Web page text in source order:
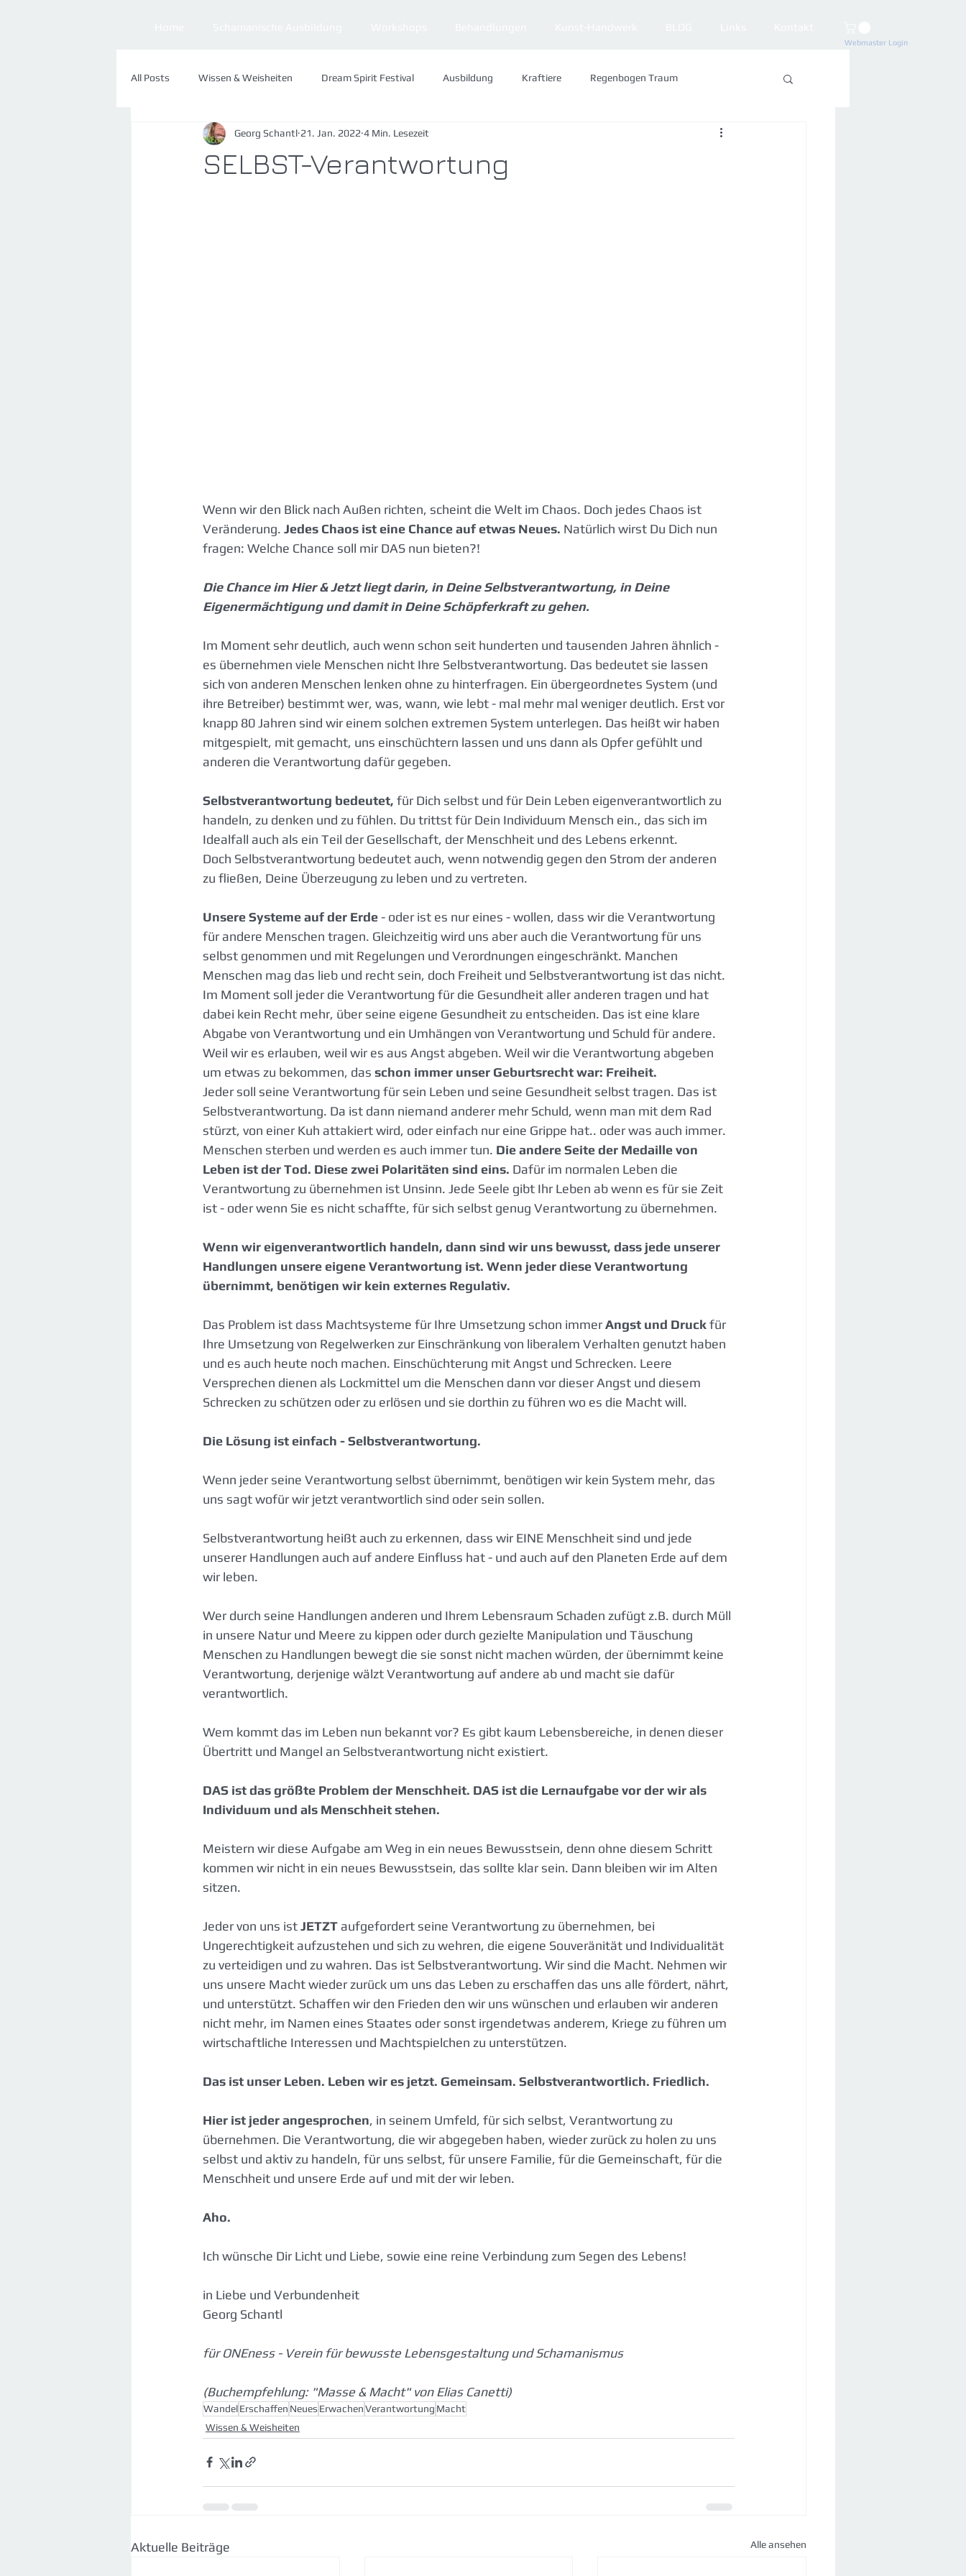
Webmaster Login
All Posts Wissen & Weisheiten Dream Spirit Festival Ausbildung Kraftiere Regenbogen Traum
Praxis & Tipps Manifestation Visionen Jahreskreis
SELBST-Verantwortung
Georg Schantl 21. Jan. 2022 4 Min. Lesezeit
Wenn wir den Blick nach Außen richten, scheint die Welt im Chaos. Doch jedes Chaos ist
Veränderung. Jedes Chaos ist eine Chance auf etwas Neues. Natürlich wirst Du Dich nun
fragen: Welche Chance soll mir DAS nun bieten?!
Die Chance im Hier & Jetzt liegt darin, in Deine Selbstverantwortung, in Deine
Eigenermächtigung und damit in Deine Schöpferkraft zu gehen.
Im Moment sehr deutlich, auch wenn schon seit hunderten und tausenden Jahren ähnlich -
es übernehmen viele Menschen nicht Ihre Selbstverantwortung. Das bedeutet sie lassen
sich von anderen Menschen lenken ohne zu hinterfragen. Ein übergeordnetes System (und
ihre Betreiber) bestimmt wer, was, wann, wie lebt - mal mehr mal weniger deutlich. Erst vor
knapp 80 Jahren sind wir einem solchen extremen System unterlegen. Das heißt wir haben
mitgespielt, mit gemacht, uns einschüchtern lassen und uns dann als Opfer gefühlt und
anderen die Verantwortung dafür gegeben.
Selbstverantwortung bedeutet, für Dich selbst und für Dein Leben eigenverantwortlich zu
handeln, zu denken und zu fühlen. Du trittst für Dein Individuum Mensch ein., das sich im
Idealfall auch als ein Teil der Gesellschaft, der Menschheit und des Lebens erkennt.
Doch Selbstverantwortung bedeutet auch, wenn notwendig gegen den Strom der anderen
zu fließen, Deine Überzeugung zu leben und zu vertreten.
Unsere Systeme auf der Erde - oder ist es nur eines - wollen, dass wir die Verantwortung
für andere Menschen tragen. Gleichzeitig wird uns aber auch die Verantwortung für uns
selbst genommen und mit Regelungen und Verordnungen eingeschränkt. Manchen
Menschen mag das lieb und recht sein, doch Freiheit und Selbstverantwortung ist das nicht.
Im Moment soll jeder die Verantwortung für die Gesundheit aller anderen tragen und hat
dabei kein Recht mehr, über seine eigene Gesundheit zu entscheiden. Das ist eine klare
Abgabe von Verantwortung und ein Umhängen von Verantwortung und Schuld für andere.
Weil wir es erlauben, weil wir es aus Angst abgeben. Weil wir die Verantwortung abgeben
um etwas zu bekommen, das schon immer unser Geburtsrecht war: Freiheit.
Jeder soll seine Verantwortung für sein Leben und seine Gesundheit selbst tragen. Das ist
Selbstverantwortung. Da ist dann niemand anderer mehr Schuld, wenn man mit dem Rad
stürzt, von einer Kuh attakiert wird, oder einfach nur eine Grippe hat.. oder was auch immer.
Menschen sterben und werden es auch immer tun. Die andere Seite der Medaille von
Leben ist der Tod. Diese zwei Polaritäten sind eins. Dafür im normalen Leben die
Verantwortung zu übernehmen ist Unsinn. Jede Seele gibt Ihr Leben ab wenn es für sie Zeit
ist - oder wenn Sie es nicht schaffte, für sich selbst genug Verantwortung zu übernehmen.
Wenn wir eigenverantwortlich handeln, dann sind wir uns bewusst, dass jede unserer
Handlungen unsere eigene Verantwortung ist. Wenn jeder diese Verantwortung
übernimmt, benötigen wir kein externes Regulativ.
Das Problem ist dass Machtsysteme für Ihre Umsetzung schon immer Angst und Druck für
Ihre Umsetzung von Regelwerken zur Einschränkung von liberalem Verhalten genutzt haben
und es auch heute noch machen. Einschüchterung mit Angst und Schrecken. Leere
Versprechen dienen als Lockmittel um die Menschen dann vor dieser Angst und diesem
Schrecken zu schützen oder zu erlösen und sie dorthin zu führen wo es die Macht will.
Die Lösung ist einfach - Selbstverantwortung.
Wenn jeder seine Verantwortung selbst übernimmt, benötigen wir kein System mehr, das
uns sagt wofür wir jetzt verantwortlich sind oder sein sollen.
Selbstverantwortung heißt auch zu erkennen, dass wir EINE Menschheit sind und jede
unserer Handlungen auch auf andere Einfluss hat - und auch auf den Planeten Erde auf dem
wir leben.
Wer durch seine Handlungen anderen und Ihrem Lebensraum Schaden zufügt z.B. durch Müll
in unsere Natur und Meere zu kippen oder durch gezielte Manipulation und Täuschung
Menschen zu Handlungen bewegt die sie sonst nicht machen würden, der übernimmt keine
Verantwortung, derjenige wälzt Verantwortung auf andere ab und macht sie dafür
verantwortlich.
Wem kommt das im Leben nun bekannt vor? Es gibt kaum Lebensbereiche, in denen dieser
Übertritt und Mangel an Selbstverantwortung nicht existiert.
DAS ist das größte Problem der Menschheit. DAS ist die Lernaufgabe vor der wir als
Individuum und als Menschheit stehen.
Meistern wir diese Aufgabe am Weg in ein neues Bewusstsein, denn ohne diesem Schritt
kommen wir nicht in ein neues Bewusstsein, das sollte klar sein. Dann bleiben wir im Alten
sitzen.
Jeder von uns ist JETZT aufgefordert seine Verantwortung zu übernehmen, bei
Ungerechtigkeit aufzustehen und sich zu wehren, die eigene Souveränität und Individualität
zu verteidigen und zu wahren. Das ist Selbstverantwortung. Wir sind die Macht. Nehmen wir
uns unsere Macht wieder zurück um uns das Leben zu erschaffen das uns alle fördert, nährt,
und unterstützt. Schaffen wir den Frieden den wir uns wünschen und erlauben wir anderen
nicht mehr, im Namen eines Staates oder sonst irgendetwas anderem, Kriege zu führen um
wirtschaftliche Interessen und Machtspielchen zu unterstützen.
Das ist unser Leben. Leben wir es jetzt. Gemeinsam. Selbstverantwortlich. Friedlich.
Hier ist jeder angesprochen, in seinem Umfeld, für sich selbst, Verantwortung zu
übernehmen. Die Verantwortung, die wir abgegeben haben, wieder zurück zu holen zu uns
selbst und aktiv zu handeln, für uns selbst, für unsere Familie, für die Gemeinschaft, für die
Menschheit und unsere Erde auf und mit der wir leben.
Aho.
Ich wünsche Dir Licht und Liebe, sowie eine reine Verbindung zum Segen des Lebens!
in Liebe und Verbundenheit
Georg Schantl
für ONEness - Verein für bewusste Lebensgestaltung und Schamanismus
(Buchempfehlung: "Masse & Macht" von Elias Canetti)
WandelErschaffen Neues ErwachenVerantwortung Macht
Wissen & Weisheiten
Aktuelle Beiträge Alle ansehen